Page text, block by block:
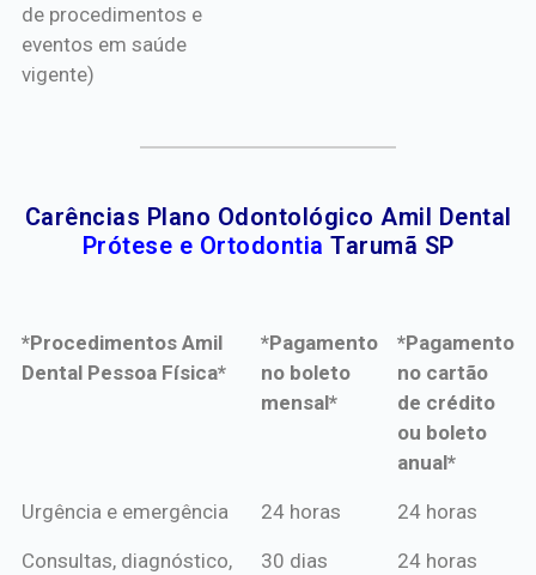
de procedimentos e
eventos em saúde
vigente)
Carências Plano Odontológico Amil Dental
Prótese e Ortodontia Tarumã SP
*Procedimentos Amil
Dental Pessoa Física*
*Pagamento
no boleto
mensal*
*Pagamento
no cartão
de crédito
ou boleto
anual*
*Procedimentos Amil
*Pagamento
mensal*
*Pagamento
de crédito
Urgência e emergência 24 horas 24 horas
Consultas, diagnóstico,
30 dias 24 horas